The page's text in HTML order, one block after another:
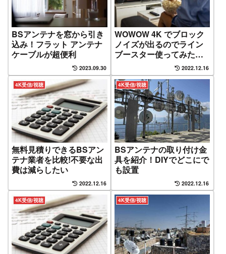
BSアンテナを窓から引き
込み！フラット アンテナ
ケーブルが超便利
2023.09.30
WOWOW 4K でブロック
ノイズが出るのでライン
ブースター使ってみた！
ケーブルサイズも重要だ
った
2022.12.16
4K受信/視聴
無料見積りできるBSアン
テナ業者を比較!不要な出
費は減らしたい
2022.12.16
4K受信/視聴
BSアンテナの取り付け金
具を紹介！DIYでどこにで
も設置
2022.12.16
4K受信/視聴 4K受信/視聴